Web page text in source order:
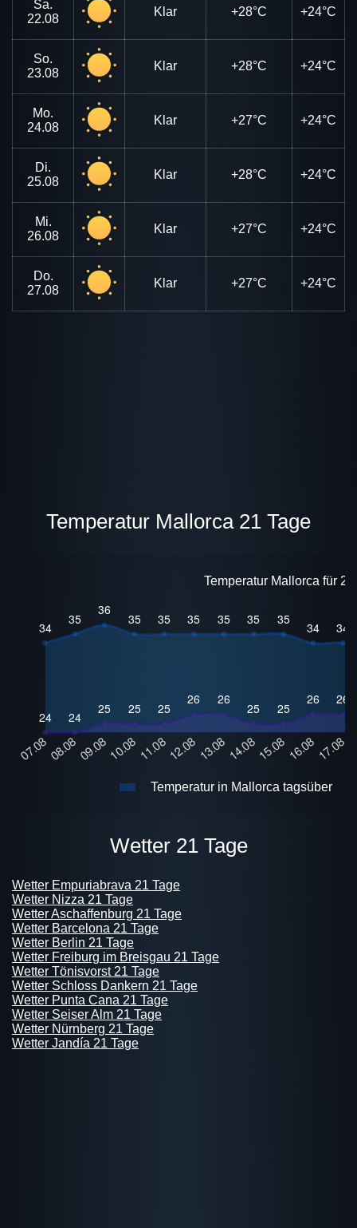
Sa.
22.08
Klar +28°C +24°C
So.
23.08
Klar +28°C +24°C
Mo.
24.08
Klar +27°C +24°C
Di.
25.08
Klar +28°C +24°C
Mi.
26.08
Klar +27°C +24°C
Do.
27.08
Klar +27°C +24°C
Temperatur Mallorca 21 Tage
Temperatur Mallorca für
Temperatur in Mallorca tagsüber
Wetter 21 Tage
Wetter Empuriabrava 21 Tage
Wetter Nizza 21 Tage
Wetter Aschaffenburg 21 Tage
Wetter Barcelona 21 Tage
Wetter Berlin 21 Tage
Wetter Freiburg im Breisgau 21 Tage
Wetter Tönisvorst 21 Tage
Wetter Schloss Dankern 21 Tage
Wetter Punta Cana 21 Tage
Wetter Seiser Alm 21 Tage
Wetter Nürnberg 21 Tage
Wetter Jandía 21 Tage